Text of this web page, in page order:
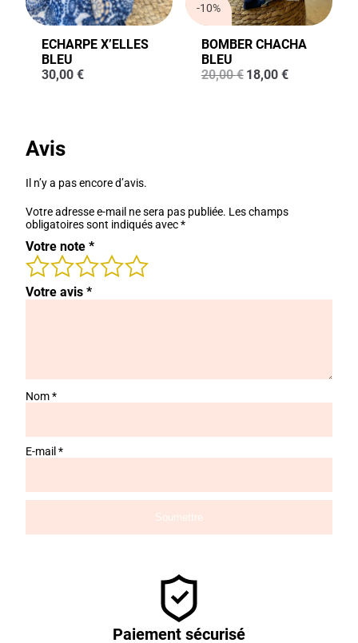
ECHARPE X’ELLES
BLEU
30,00 €
-10%
BOMBER CHACHA
BLEU
20,00€ Le
18,00 €Le
Avis
Il n’y a pas encore d’avis.
Votre adresse e-mail ne sera pas publiée. Les champs
obligatoires sont indiqués avec*
Votre note *
Votre avis *
Nom*
E-mail *
Paiement sécurisé